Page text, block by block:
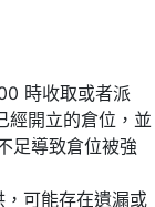
時收取或者派
經開立的倉位，並
足導致倉位被強
可能存在遺漏或